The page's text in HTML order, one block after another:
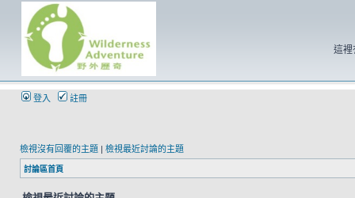
這裡
登入 註冊
檢視沒有回覆的主題 | 檢視最近討論的主題
討論區首頁